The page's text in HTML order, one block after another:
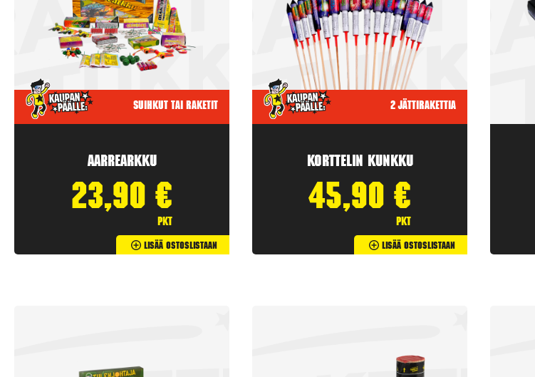
Suihkut tai raketit
Aarrearkku
23,90 €
pkt
Lisää Ostoslistaan
2 jättirakettia
Korttelin kunkku
45,90 €
pkt
Lisää Ostoslistaan